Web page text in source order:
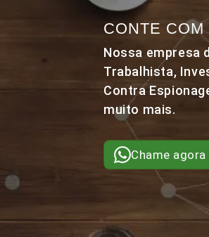
CONTE COM
Nossa empresa
Trabalhista,
Contra
muito mais.
Chame